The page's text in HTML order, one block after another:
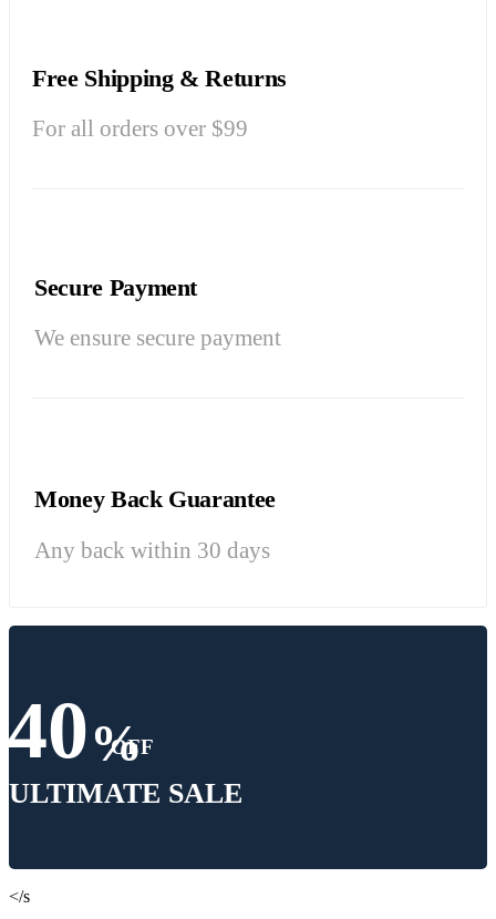
Free Shipping & Returns
For all orders over $99
Secure Payment
We ensure secure payment
Money Back Guarantee
Any back within 30 days
40%
OFF
ULTIMATE SALE
</s